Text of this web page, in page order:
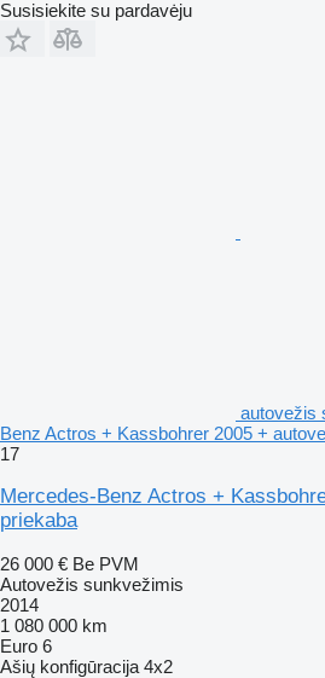
Susisiekite su pardavėju
autovežis
Benz Actros + Kassbohrer 2005 +
17
Mercedes-Benz Actros +
priekaba
26 000 € Be PVM
Autovežis sunkvežimis
2014
1 080 000 km
Euro 6
Ašių konfigūracija 4x2